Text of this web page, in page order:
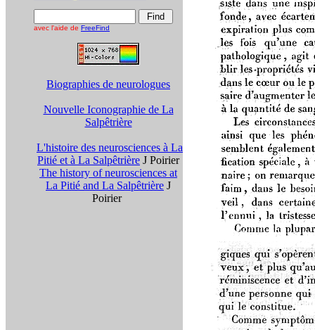
avec l'aide de FreeFind
Biographies de neurologues
Nouvelle Iconographie de La
Salpêtrière
L'histoire des neurosciences à La
Pitié et à La Salpêtrière J Poirier
The history of neurosciences at
La Pitié and La Salpêtrière J
Poirier